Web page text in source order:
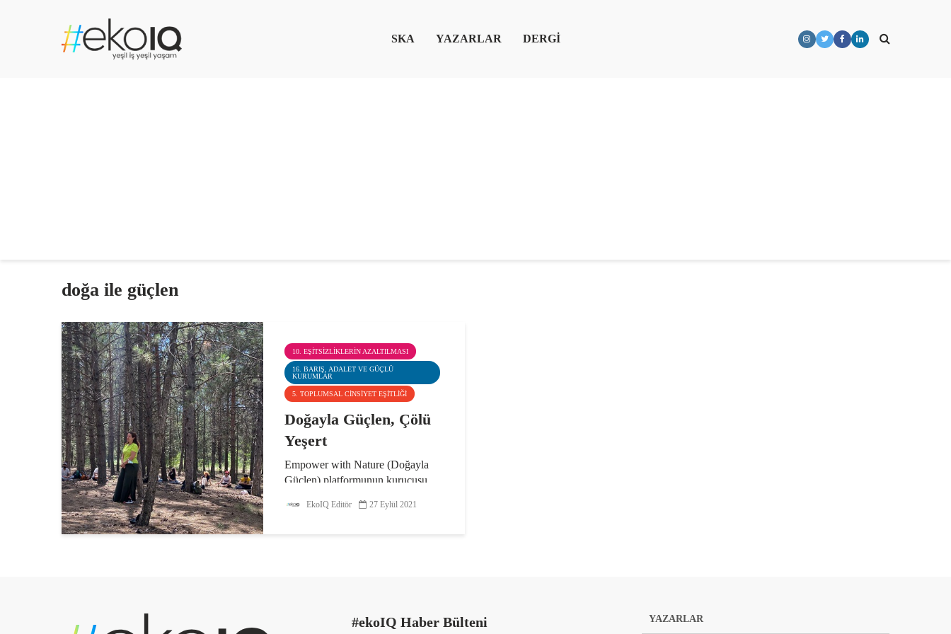
SKA YAZARLAR DERGİ
doğa ile güçlen
10. EŞITSIZLIKLERIN AZALTILMASI
16. BARIŞ, ADALET VE GÜÇLÜ
KURUMLAR
5. TOPLUMSAL CINSIYET EŞITLIĞI
Doğayla Güçlen, Çölü
Yeşert
Empower with Nature (Doğayla
Güçlen) platformunun kurucusu,
Köyler Ağı Elçisi Maya Galimidi
EkoIQ Editör 27 Eylül 2021
#ekoIQ Haber Bülteni YAZARLAR